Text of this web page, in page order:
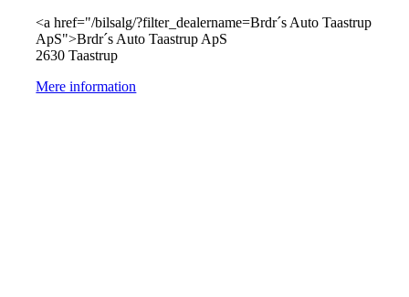
<a href="/bilsalg/?filter_dealername=Brdr´s Auto Taastrup
ApS">Brdr´s Auto Taastrup ApS
2630 Taastrup
Mere information